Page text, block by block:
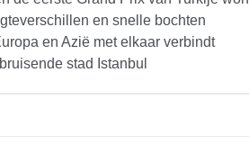
en snelle bochten
en Azië met elkaar verbindt
stad Istanbul